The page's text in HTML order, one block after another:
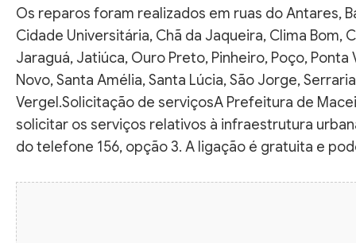
Os reparos foram realizados em ruas do Antares,
Cidade Universitária, Chã da Jaqueira, Clima Bom,
Jaraguá, Jatiúca, Ouro Preto, Pinheiro, Poço, Ponta
Novo, Santa Amélia, Santa Lúcia, São Jorge,
Vergel.Solicitação de serviçosA Prefeitura de
solicitar os serviços relativos à infraestrutura
do telefone 156, opção 3. A ligação é gratuita e